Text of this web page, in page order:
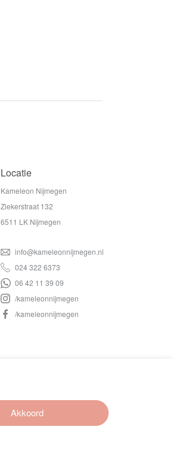
Locatie
Kameleon Nijmegen
Ziekerstraat 132
6511 LK Nijmegen
info@kameleonnijmegen.nl
024 322 6373
06 42 11 39 09
/kameleonnijmegen
/kameleonnijmegen